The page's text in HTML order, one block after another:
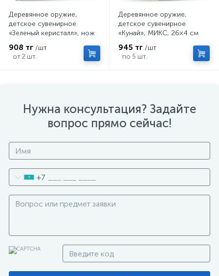
Деревянное оружие,
детское сувенирное
«Зеленый керисталл», нож
908 тг /шт
от 2 шт.
Деревянное оружие,
детское сувенирное
«Кунай», МИКС, 26×4 см
945 тг /шт
по 5 шт.
Нужна консультация? Задайте
вопрос прямо сейчас!
+7